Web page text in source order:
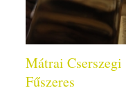
Mátrai Cserszegi
Fűszeres